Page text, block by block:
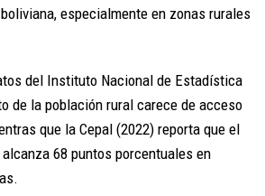
especialmente en zonas rurales
del Instituto Nacional de Estadística
de la población rural carece de acceso
que la Cepal (2022) reporta que el
68 puntos porcentuales en